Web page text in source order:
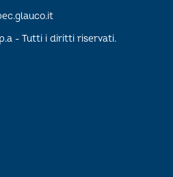
- Tutti i diritti riservati.